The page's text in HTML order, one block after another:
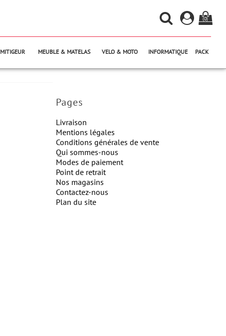
(0)
MEUBLE & MATELAS VELO & MOTO INFORMATIQUE PACK
Pages
Livraison
Mentions légales
Conditions générales de vente
Qui sommes-nous
Modes de paiement
Point de retrait
Nos magasins
Contactez-nous
Plan du site